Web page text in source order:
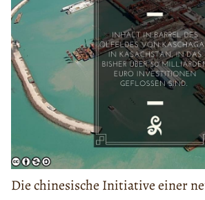
Die chinesische Initiative einer